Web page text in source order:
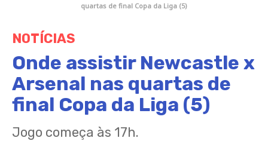
quartas de final Copa da Liga (5)
NOTÍCIAS
Onde assistir Newcastle x
Arsenal nas quartas de
final Copa da Liga (5)
Jogo começa às 17h.